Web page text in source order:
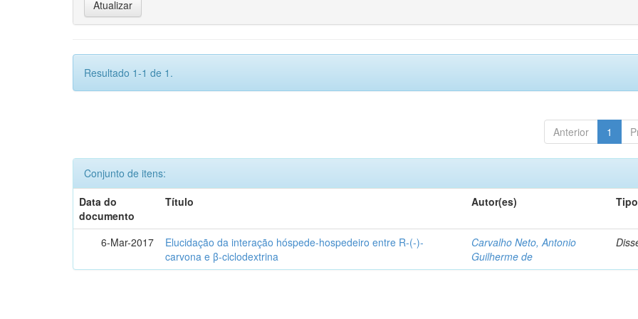
Resultado 1-1 de 1.
Anterior 1
Conjunto de itens:
Data do
documento
Título Autor(es) Tipo
6-Mar-2017
Elucidação da interação hóspede-hospedeiro entre R-(-)-
carvona e β-ciclodextrina
Carvalho Neto, Antonio
Guilherme de